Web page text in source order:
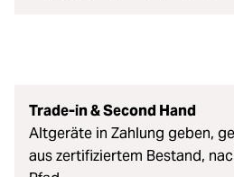
Trade-in & Second Hand
Altgeräte in Zahlung geben,
aus zertifiziertem Bestand,